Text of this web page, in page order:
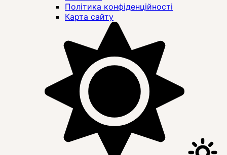
Політика конфіденційності
Карта сайту